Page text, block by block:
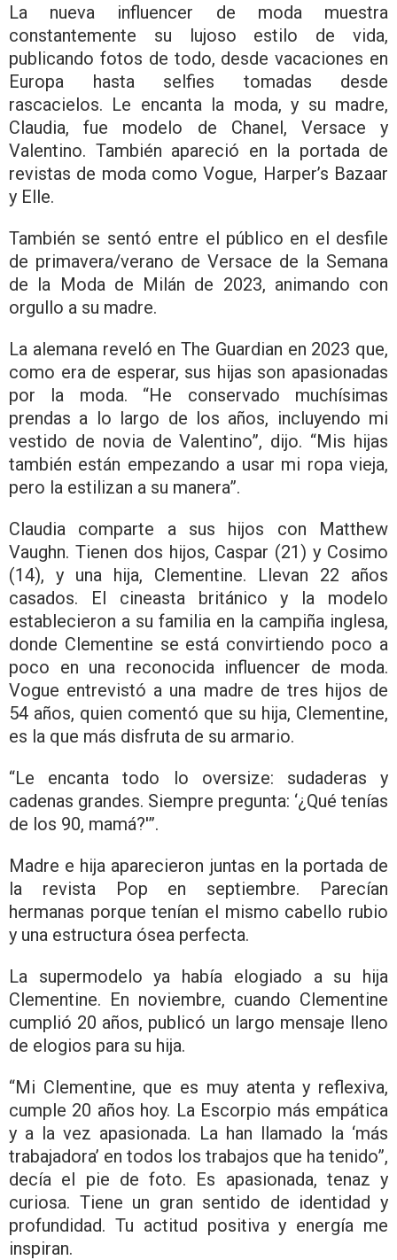
La nueva influencer de moda muestra
constantemente su lujoso estilo de vida,
publicando fotos de todo, desde vacaciones en
Europa hasta selfies tomadas desde
rascacielos. Le encanta la moda, y su madre,
Claudia, fue modelo de Chanel, Versace y
Valentino. También apareció en la portada de
revistas de moda como Vogue, Harper’s Bazaar
y Elle.
También se sentó entre el público en el desfile
de primavera/verano de Versace de la Semana
de la Moda de Milán de 2023, animando con
orgullo a su madre.
La alemana reveló en The Guardian en 2023 que,
como era de esperar, sus hijas son apasionadas
por la moda. “He conservado muchísimas
prendas a lo largo de los años, incluyendo mi
vestido de novia de Valentino”, dijo. “Mis hijas
también están empezando a usar mi ropa vieja,
pero la estilizan a su manera”.
Claudia comparte a sus hijos con Matthew
Vaughn. Tienen dos hijos, Caspar (21) y Cosimo
(14), y una hija, Clementine. Llevan 22 años
casados. El cineasta británico y la modelo
establecieron a su familia en la campiña inglesa,
donde Clementine se está convirtiendo poco a
poco en una reconocida influencer de moda.
Vogue entrevistó a una madre de tres hijos de
54 años, quien comentó que su hija, Clementine,
es la que más disfruta de su armario.
“Le encanta todo lo oversize: sudaderas y
cadenas grandes. Siempre pregunta: ‘¿Qué tenías
de los 90, mamá?'”.
Madre e hija aparecieron juntas en la portada de
la revista Pop en septiembre. Parecían
hermanas porque tenían el mismo cabello rubio
y una estructura ósea perfecta.
La supermodelo ya había elogiado a su hija
Clementine. En noviembre, cuando Clementine
cumplió 20 años, publicó un largo mensaje lleno
de elogios para su hija.
“Mi Clementine, que es muy atenta y reflexiva,
cumple 20 años hoy. La Escorpio más empática
y a la vez apasionada. La han llamado la ‘más
trabajadora’ en todos los trabajos que ha tenido”,
decía el pie de foto. Es apasionada, tenaz y
curiosa. Tiene un gran sentido de identidad y
profundidad. Tu actitud positiva y energía me
inspiran.